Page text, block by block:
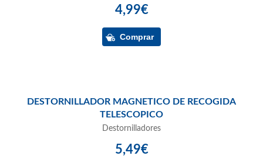
4,99€
DESTORNILLADOR MAGNETICO DE RECOGIDA
TELESCOPICO
Destornilladores
5,49€